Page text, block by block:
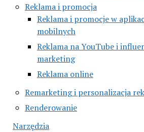
Reklama i promocja
Reklama i promocje w
mobilnych
Reklama na YouTube i
marketing
Reklama online
Remarketing i personalizacja
Renderowanie
Narzędzia